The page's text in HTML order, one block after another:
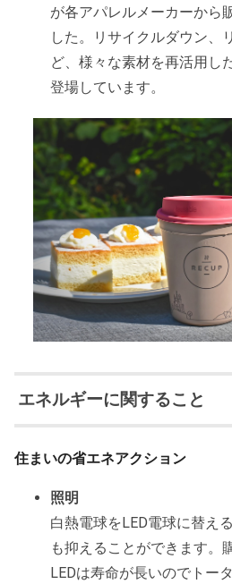
が各アパレルメーカーから
した。リサイクルダウン、
ど、様々な素材を再活用し
登場しています。
エネルギーに関すること
住まいの省エネアクション
照明
白熱電球をLED電球に替え
も抑えることができます。
LEDは寿命が長いのでトー